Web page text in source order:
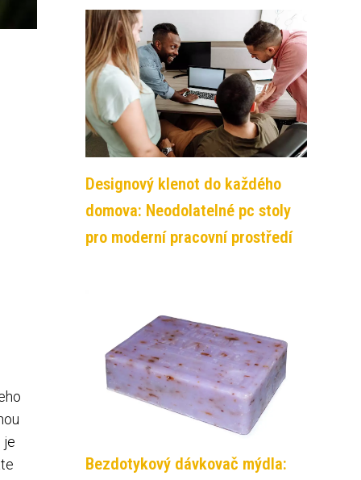
je
Designový klenot do každého
domova: Neodolatelné pc stoly
pro moderní pracovní prostředí
Bezdotykový dávkovač mýdla: